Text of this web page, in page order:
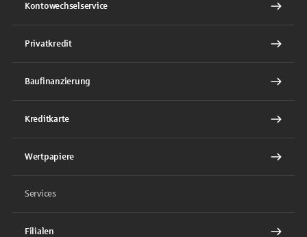
Kontowechselservice
Privatkredit
Baufinanzierung
Kreditkarte
Wertpapiere
Services
Filialen